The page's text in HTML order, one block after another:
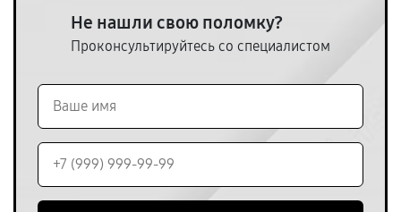
Не нашли свою поломку?
Проконсультируйтесь со специалистом